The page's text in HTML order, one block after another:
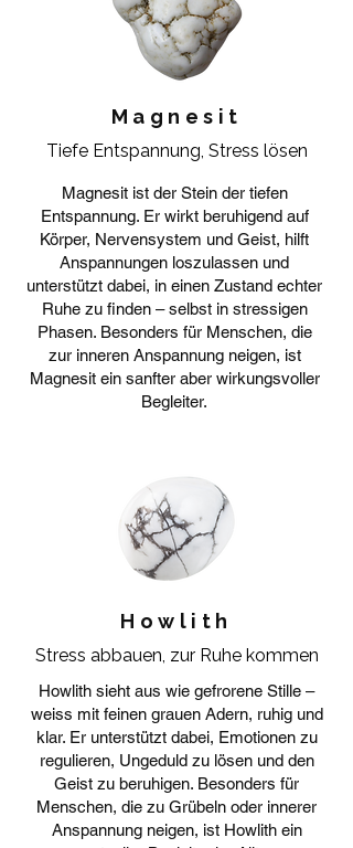
Magnesit
Tiefe Entspannung, Stress lösen
Magnesit ist der Stein der tiefen
Entspannung. Er wirkt beruhigend auf
Körper, Nervensystem und Geist, hilft
Anspannungen loszulassen und
unterstützt dabei, in einen Zustand echter
Ruhe zu finden – selbst in stressigen
Phasen. Besonders für Menschen, die
zur inneren Anspannung neigen, ist
Magnesit ein sanfter aber wirkungsvoller
Begleiter.
Howlith
Stress abbauen, zur Ruhe kommen
Howlith sieht aus wie gefrorene Stille –
weiss mit feinen grauen Adern, ruhig und
klar. Er unterstützt dabei, Emotionen zu
regulieren, Ungeduld zu lösen und den
Geist zu beruhigen. Besonders für
Menschen, die zu Grübeln oder innerer
Anspannung neigen, ist Howlith ein